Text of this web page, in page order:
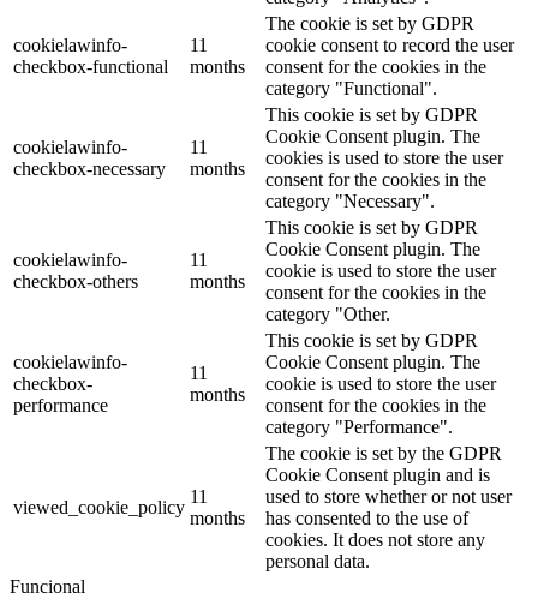
cookielawinfo-
checkbox-functional
11
months
The cookie is set by GDPR
cookie consent to record the user
consent for the cookies in the
category "Functional".
cookielawinfo-
checkbox-necessary
11
months
This cookie is set by GDPR
Cookie Consent plugin. The
cookies is used to store the user
consent for the cookies in the
category "Necessary".
cookielawinfo-
checkbox-others
11
months
This cookie is set by GDPR
Cookie Consent plugin. The
cookie is used to store the user
consent for the cookies in the
category "Other.
cookielawinfo-
checkbox-
performance
11
months
This cookie is set by GDPR
Cookie Consent plugin. The
cookie is used to store the user
consent for the cookies in the
category "Performance".
viewed_cookie_policy
11
months
The cookie is set by the GDPR
Cookie Consent plugin and is
used to store whether or not user
has consented to the use of
cookies. It does not store any
personal data.
Funcional